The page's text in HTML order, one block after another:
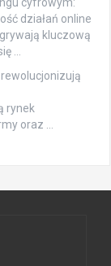
działań online
kluczową
…
rynek
oraz …